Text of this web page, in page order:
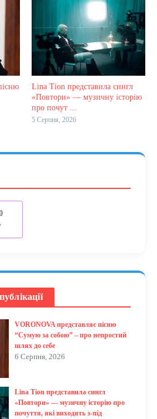
Lina Tion представила сингл
«Повтори» — музичну історію
про почут ...
5 Серпня, 2026
VORONOVA представляє пісню
“Сумую за собою” – про непростий
шлях до себе
6 Серпня, 2026
Lina Tion представила сингл
«Повтори» — музичну історію про
почуття, які виходять з-під